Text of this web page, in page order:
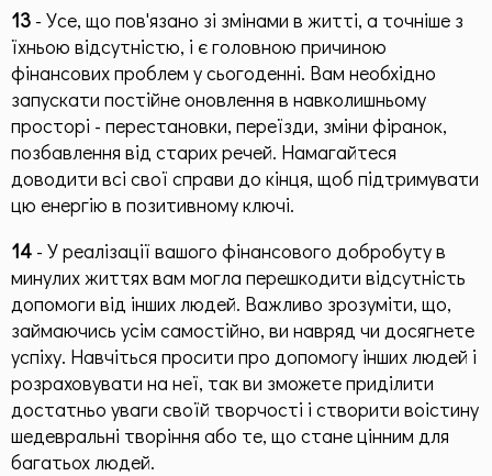
13 - Усе, що пов'язано зі змінами в житті, а точніше з
їхньою відсутністю, і є головною причиною
фінансових проблем у сьогоденні. Вам необхідно
запускати постійне оновлення в навколишньому
просторі - перестановки, переїзди, зміни фіранок,
позбавлення від старих речей. Намагайтеся
доводити всі свої справи до кінця, щоб підтримувати
цю енергію в позитивному ключі.
14 - У реалізації вашого фінансового добробуту в
минулих життях вам могла перешкодити відсутність
допомоги від інших людей. Важливо зрозуміти, що,
займаючись усім самостійно, ви навряд чи досягнете
успіху. Навчіться просити про допомогу інших людей і
розраховувати на неї, так ви зможете приділити
достатньо уваги своїй творчості і створити воістину
шедевральні творіння або те, що стане цінним для
багатьох людей.